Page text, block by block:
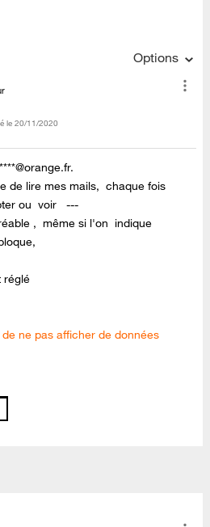
Options
le 20/11/2020
de lire mes mails, chaque fois
ou voir ---
, même si l'on indique
réglé
ne pas afficher de données